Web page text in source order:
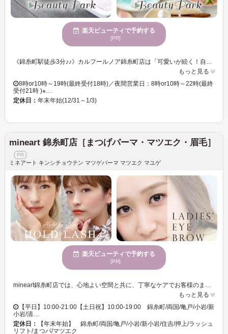
楽天ビューティで予約する
[PR]
《錦糸町駅徒歩3分♪♪》カルフールノア錦糸町店は「可愛いが続く！自分ウケ120%」をモットーにしたアイ専門店♪自分ウケやメロい目元になりたい方、忙しい時間の中で時短で可愛い目元になりたい方・コスパもタイパも良く通いたいお客様に◎ carrefour Noa錦糸町店は、自分ウケ120%・メロい目元になれるアイ専門店♪ タイパもコスパも良く、通いやすいお店づくりを徹底！ . 忙しくても、高いお金を払わなくても、アナタの可愛い目元を全力でサポート☆ . まつげパーマやパリジェンヌが初めての方も、お気軽にご来店ください。 スタッフがなりたいイメージとまつげ・眉毛の状態を見ながら、理想に近づくお手伝いをさせて頂きます♪ . 錦糸町駅から近くのアイ専門店はcarrefour Noa錦糸町店♪ . 【電話予約について】サロンからのお願い 当店はご来店中のお客様との時間を大切にするため、お電話でのご予約ですとお待たせしてしまう場合があります。 また、楽天ビューティー経由のお電話は、予約専用のためお客様のお電話番号がわからず、折り返しが出来かねます。 大変恐縮ですが、楽天ビューティー等のネット予約からご予約をお願いいたします。
もっと見る
8時or10時～19時(最終受付18時)／夜間営業日：8時or10時～22時(最終
受付21時 )※…
定休日： 年末年始(12/31～1/3)
mineart 錦糸町店［まつげパーマ・マツエク・眉毛］
ミネアート キンシチョウテン マツゲパーマ マツエク マユゲ
楽天ビューティで予約する
[PR]
mineart錦糸町店では、心地よい空間と共に、丁寧なケアでお客様のまつげの理想を実現します。まつげの持続力や自然な仕上がりを求めている方におすすめのサロンです。特に、まつげに負担をかけない『ホールドラッシュ』は、2ヵ月持続することで人気です。まつげに関する悩みをお持ちの方にとって、当店の高技術とリピーター多しの安心感は大きな味方となります。また、洗顔がすぐにできる完全硬化グルーを使用しているため、時間を気にせずに日常を楽しめます。さらに、個室も完備しており、プライベートな空間でリラックスしながら施術を受けていただけます。まつ毛パーマやアイブロウなど、豊富なメニューをご用意。初めての方でも安心して足を運んでいただけるサロンです。お気軽にご相談ください。錦糸町/両国/小岩/亀有/清澄白河/住吉/押上
もっと見る
【平日】10:00-21:00【土日祝】10:00-19:00 錦糸町/両国/亀戸/小岩/新
小岩/清…
定休日：
【年末年始】 錦糸町/両国/亀戸/小岩/新小岩/住吉/押上/ラッシュ
リフト/まつパ/マツエク